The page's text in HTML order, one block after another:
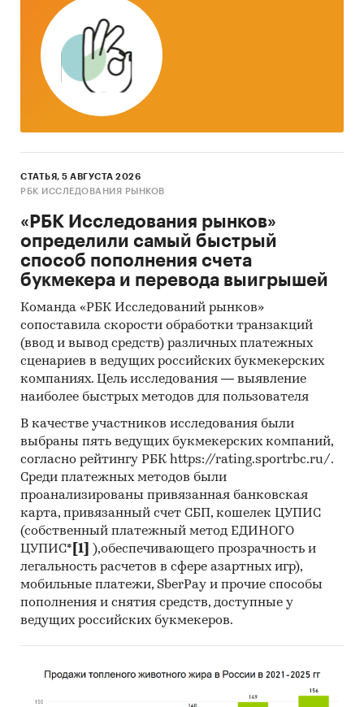
автолесовозов 44-ФЗ и 223-ФЗ за период
января 2017 года по декабрь 2024 года
которых был определен поставщик. Для
компаний участвующих или планирующих
участвовать в государственных торгах
показано средневзвешенное отклонение
итоговой стоимости контрактов от их
начальной максимальной цены. Покупателям
MS Excel. Параметры выгрузки могут быть
Профили крупнейших производителей
автолесовозов
В работе представлены профили крупнейших
компаний-производителей автолесовозов.
Профили компаний показывают информацию
о динамике финансовых показателей
компаний, актуальную контактную
информацию, основных учредителей и т.д.
Прогноз развития рынка автолесовозов
Составлен прогноз развития рынка
автолесовозов (производства, импорта,
экспорта и объема рынка) на2025-2029 гг.
основе ретроспективных данных с поправкой
на мнения экспертов, макроэкономические
тренды, изменения в регулировании отрасли и
т.д.
Фактическое количество страниц может
отличаться от указанного.
Категории: Потребительские товары /
Бытовая и цифровая техника
Автотехника
СТАТЬЯ, 5 АВГУСТА 2026
РБК ИССЛЕДОВАНИЯ РЫНКОВ
«РБК Исследования рынков»
определили самый быстрый
способ пополнения счета
букмекера и перевода выигрышей
Команда «РБК Исследований рынков»
сопоставила скорости обработки транзакций
(ввод и вывод средств) различных платежных
сценариев в ведущих российских букмекерских
компаниях. Цель исследования — выявление
наиболее быстрых методов для пользователя
В качестве участников исследования были
выбраны пять ведущих букмекерских компаний,
согласно рейтингу РБК https://rating.sportrbc.ru/.
Среди платежных методов были
проанализированы привязанная банковская
карта, привязанный счет СБП, кошелек ЦУПИС
(собственный платежный метод ЕДИНОГО
ЦУПИС* [1]
),обеспечивающего прозрачность и
легальность расчетов в сфере азартных игр),
мобильные платежи, SberPay и прочие способы
пополнения и снятия средств, доступные у
ведущих российских букмекеров.